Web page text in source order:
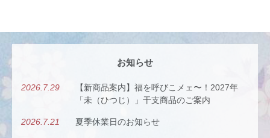
お知らせ
2026.7.29
【新商品案内】福を呼びこメェ〜！2027年
「未（ひつじ）」干支商品のご案内
2026.7.21 夏季休業日のお知らせ